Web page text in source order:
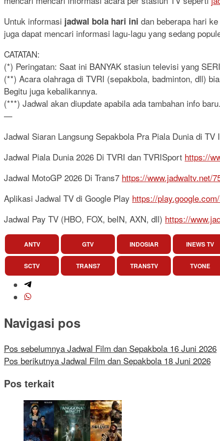
Untuk informasi jadwal bola hari ini dan beberapa hari
juga dapat mencari informasi lagu-lagu yang sedang
CATATAN:
(*) Peringatan: Saat ini BANYAK stasiun televisi yang
(**) Acara olahraga di TVRI (sepakbola, badminton, dll)
Begitu juga kebalikannya.
(***) Jadwal akan diupdate apabila ada tambahan info
—
Jadwal Siaran Langsung Sepakbola Pra Piala Dunia di
Jadwal Piala Dunia 2026 Di TVRI dan TVRISport https://
Jadwal MotoGP 2026 Di Trans7 https://www.jadwaltv.net/
Aplikasi Jadwal TV di Google Play https://
Jadwal Pay TV (HBO, FOX, beIN, AXN, dll) https://
ANTV GTV INDOSIAR INEWS TV
SCTV TRANS7 TRANSTV TVONE
Navigasi pos
Pos sebelumnya Jadwal Film dan Sepakbola 16 Juni 2026
Pos berikutnya Jadwal Film dan Sepakbola 18 Juni 2026
Pos terkait